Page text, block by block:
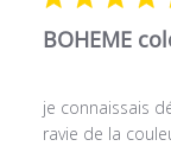
BOHEME
je connaissais
ravie de la